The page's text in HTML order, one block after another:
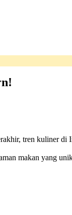
tren kuliner di
makan yang